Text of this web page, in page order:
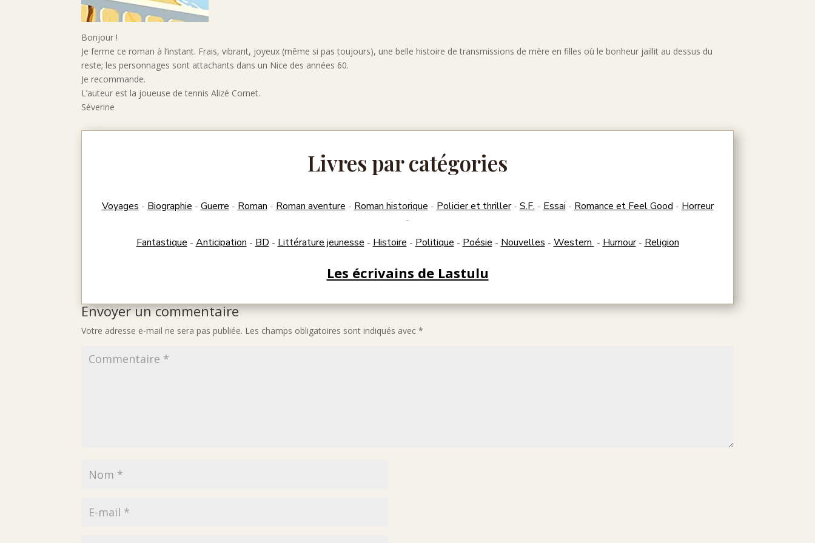
Bonjour !
Je ferme ce roman à l’instant. Frais, vibrant, joyeux (même si pas toujours), une belle histoire de transmissions de mère en filles où le bonheur jaillit au dessus du
reste; les personnages sont attachants dans un Nice des années 60.
Je recommande.
L’auteur est la joueuse de tennis Alizé Cornet.
Séverine
Livres par catégories
Voyages - Biographie - Guerre - Roman - Roman aventure - Roman historique - Policier et thriller- S.F. - Essai - Romance et Feel Good - Horreur
-
Fantastique - Anticipation - BD - Littérature jeunesse - Histoire - Politique - Poésie - Nouvelles - Western - Humour- Religion
Les écrivains de Lastulu
Envoyer un commentaire
Votre adresse e-mail ne sera pas publiée. Les champs obligatoires sont indiqués avec*